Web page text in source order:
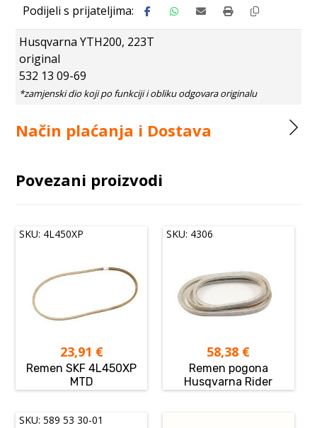
Husqvarna YTH200, 223T
original
532 13 09-69
Način plaćanja i Dostava
Povezani proizvodi
SKU: 4L450XP
23,91 €
Remen SKF 4L450XP
MTD
SKU: 4306
58,38 €
Remen pogona
Husqvarna Rider
SKU: 589 53 30-01